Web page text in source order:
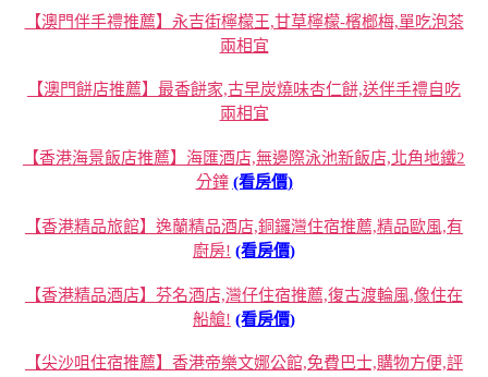
【澳門伴手禮推薦】永吉街檸檬王,甘草檸檬-檳榔梅,單吃泡茶
兩相宜
【澳門餅店推薦】最香餅家,古早炭燒味杏仁餅,送伴手禮自吃
兩相宜
【香港海景飯店推薦】海匯酒店,無邊際泳池新飯店,北角地鐵2
分鐘 (看房價)
【香港精品旅館】逸蘭精品酒店,銅鑼灣住宿推薦,精品歐風,有
廚房! (看房價)
【香港精品酒店】芬名酒店,灣仔住宿推薦,復古渡輪風,像住在
船艙! (看房價)
【尖沙咀住宿推薦】香港帝樂文娜公館,免費巴士,購物方便,評